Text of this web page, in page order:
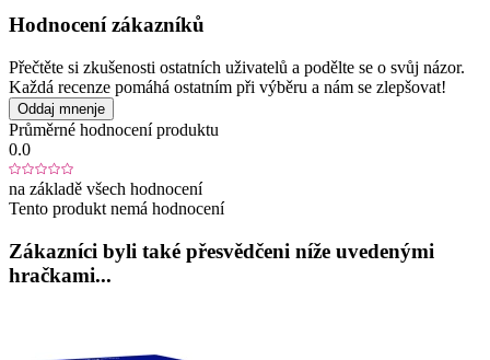
Hodnocení zákazníků
Přečtěte si zkušenosti ostatních uživatelů a podělte se o svůj názor.
Každá recenze pomáhá ostatním při výběru a nám se zlepšovat!
Oddaj mnenje
Průměrné hodnocení produktu
0.0
na základě všech hodnocení
Tento produkt nemá hodnocení
Zákazníci byli také přesvědčeni níže uvedenými
hračkami...